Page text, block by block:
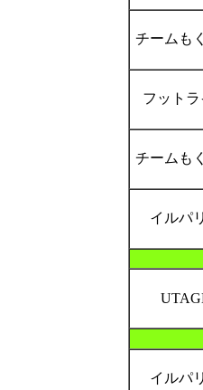
チームも
フットラ
チームも
イルパ
イルパ